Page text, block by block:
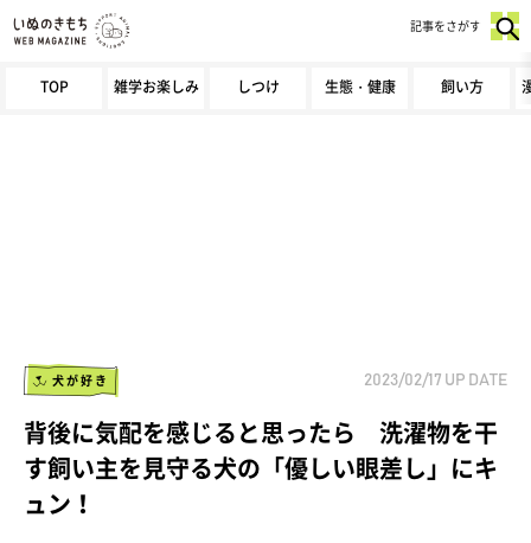
TOP 雑学お楽しみ しつけ 生態・健康 飼い方
記事をさがす
犬が好き 2023/02/17 UP DATE
背後に気配を感じると思ったら 洗濯物を干
す飼い主を見守る犬の「優しい眼差し」にキ
ュン！